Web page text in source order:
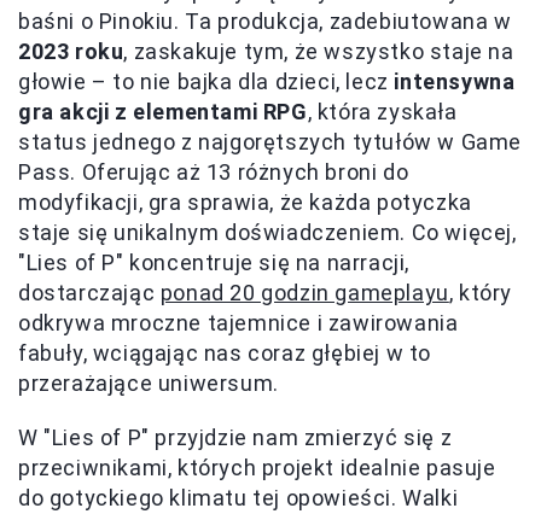
baśni o Pinokiu. Ta produkcja, zadebiutowana w
2023 roku, zaskakuje tym, że wszystko staje na
głowie – to nie bajka dla dzieci, lecz intensywna
gra akcji z elementami RPG, która zyskała
status jednego z najgorętszych tytułów w Game
Pass. Oferując aż 13 różnych broni do
modyfikacji, gra sprawia, że każda potyczka
staje się unikalnym doświadczeniem. Co więcej,
"Lies of P" koncentruje się na narracji,
dostarczając ponad 20 godzin gameplayu, który
odkrywa mroczne tajemnice i zawirowania
fabuły, wciągając nas coraz głębiej w to
przerażające uniwersum.
W "Lies of P" przyjdzie nam zmierzyć się z
przeciwnikami, których projekt idealnie pasuje
do gotyckiego klimatu tej opowieści. Walki